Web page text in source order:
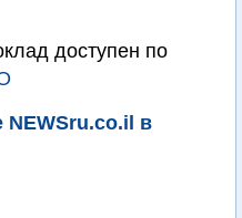
доступен по
NEWSru.co.il в